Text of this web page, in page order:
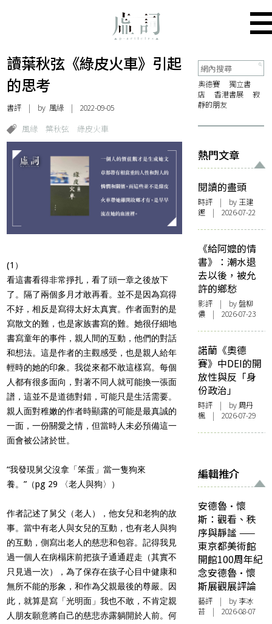
讀葉秋弦《綠皮火車》引起
的思考
書評 | by 風緣 | 2022-09-05
風緣 葉秋弦 綠皮火車
(1）
看這書看得非常掙扎，看了頭一章之後放下
了。隔了兩個多月才敢再看。並不是因為寫得
不好，相反是寫得太好太真實。作者面對的是
寫散文的難，也是家族書寫的難。她很仔細地
書寫童年的事件，親人間的互動，他們的對話
和想法。這是作者的主觀感受，也是親人給年
輕時的她的印象。我從來都不敢這樣寫。每個
人都有很多面向，對著不同人就可能換一張面
譜，這並不是道德對錯，可能只是生活需要。
親人面對稚嫩的作者時顯露的可能是最真誠的
一面，一份關愛之情，但當時人未必預備這一
面會被公諸於世。
“我發現舅父沒拿「笨蛋」當一隻狗來
養。”（pg 29 〈老人與狗〉）
作者記述了舅父（老人），他女兒和老狗的故
事。當中有老人與女兒的互動，也有老人與狗
的互動，側寫出老人的慈悲和包容。記得我見
過一個人在病榻床前把孩子通通趕走（其實不
只見過一次），為了保存在孩子心目中健康和
無所不能的形象，和作為父親最後的尊嚴。因
此，就算是寫「光明面」我也不敢，不肯定親
人朋友願意將自己的慈悲赤露躺開於人前。何
奧德賽
獨立書
店
香港書展
寂
靜的朋友
熱門文章
閱讀的盡頭
時評 | by 王建
鏗 | 2026-07-22
《給阿嬤的情
書》：潮水退
去以後，被允
許的鄉愁
影評 | by 盤柳
儂 | 2026-07-23
諾蘭《奧德
賽》中DEI的開
放性與反「身
份政治」
時評 | by周丹
楓 | 2026-07-29
編輯推介
安德魯·懷
斯：觀看、秩
序與靜謐 ——
東京都美術館
開館100周年紀
念安德魯·懷
斯展觀展評論
藝評 | by 李冰
苔 | 2026-08-07